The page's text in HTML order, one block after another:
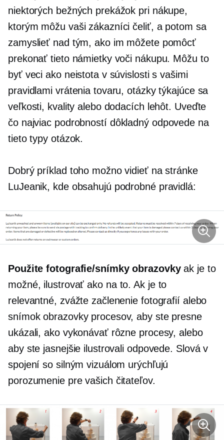
niektorých bežných prekážok pri nákupe,
ktorým môžu vaši zákazníci čeliť, a potom sa
zamyslieť nad tým, ako im môžete pomôcť
prekonať tieto námietky voči nákupu. Môžu to
byť veci ako neistota v súvislosti s vašimi
pravidlami vrátenia tovaru, otázky týkajúce sa
veľkosti, kvality alebo dodacích lehôt. Uveďte
čo najviac podrobností dôkladnýodpovede na
tieto typy otázok.
Dobrý príklad toho možno vidieť na stránke
LuJeanik, kde obsahujú podrobné pravidlá:
Použite fotografie/snímky obrazovkyak je to
možné, ilustrovaťako na to. Ak je to
relevantné, zvážte začlenenie fotografií alebo
snímok obrazovky procesov, aby ste presne
ukázali, ako vykonávať rôzne procesy, alebo
aby ste jasnejšie ilustrovali odpovede. Slová v
spojení so silným vizuálom urýchľujú
porozumenie pre vašich čitateľov.